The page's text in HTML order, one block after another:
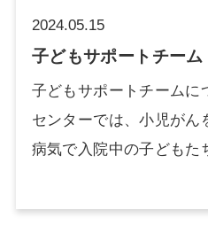
室にご相談ください。 か
書を希望される場合は医
に活動しています。 例
点滴の内容の相談、栄
があります。 臨床栄養
発表も積極的に行ってお
早期退院に向けて、よ
案していきます。 また
2024.05.15
子どもサポートチーム
子どもサポートチームに
センターでは、小児がん
病気で入院中の子どもた
りよく過ごせるよう、
を目的に、子どもサポー